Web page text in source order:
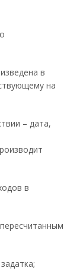
в
на
– дата,
в